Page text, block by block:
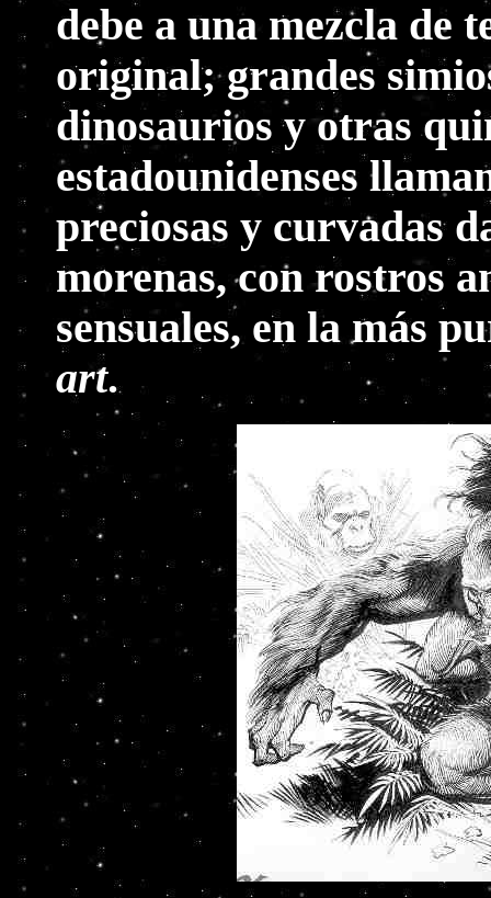
debe a una mezcla de
original; grandes
dinosaurios y otras
estadounidenses
preciosas y curvadas
morenas, con rostros
sensuales, en la más
art.